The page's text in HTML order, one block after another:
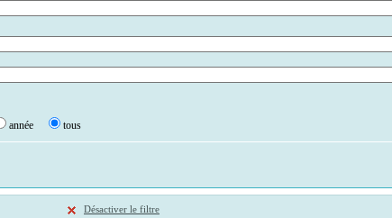
année tous
Désactiver le filtre